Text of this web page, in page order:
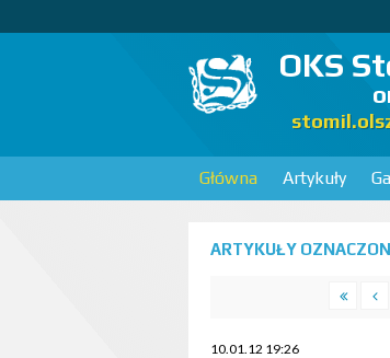
OKS
Główna Artykuły
ARTYKUŁY
10.01.12 19:26